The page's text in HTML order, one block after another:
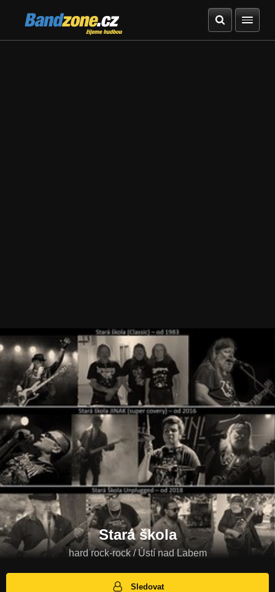
Bandzone.cz
žijeme hudbou
Stará škola
hard rock-rock / Ústí nad Labem
Sledovat